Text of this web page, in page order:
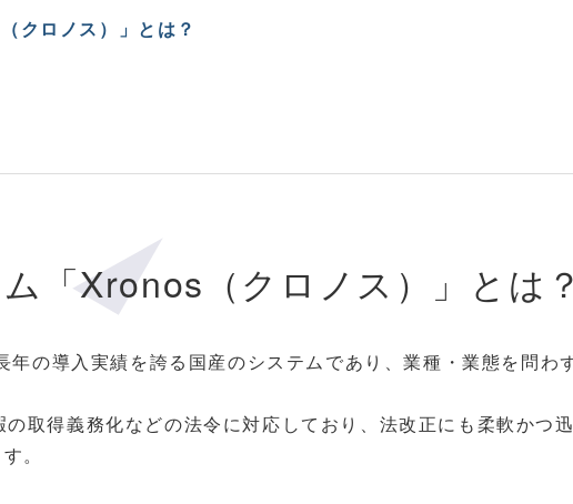
クロノス）」とは？
「Xronos（クロノス）」とは
の導入実績を誇る国産のシステムであり、業種・業態を問わ
取得義務化などの法令に対応しており、法改正にも柔軟かつ
。